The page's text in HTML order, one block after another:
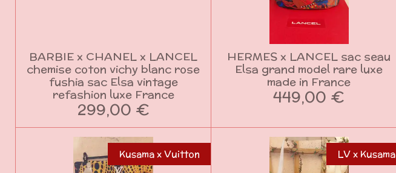
BARBIE x CHANEL x LANCEL
chemise coton vichy blanc rose
fushia sac Elsa vintage
refashion luxe France
299,00 €
HERMES x LANCEL sac seau
Elsa grand model rare luxe
made in France
449,00 €
Kusama x Vuitton LV x Kusama